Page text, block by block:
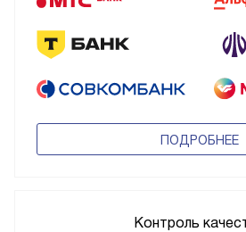
ПОДРОБНЕЕ
Контроль